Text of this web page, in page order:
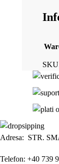
Adresa: STR.
Telefon: +40 739